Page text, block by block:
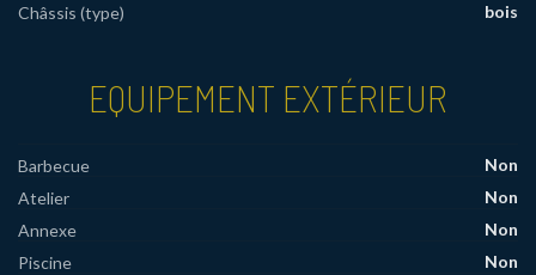
Châssis (type)
bois
EQUIPEMENT EXTÉRIEUR
Barbecue
Non
Atelier
Non
Annexe
Non
Piscine
Non